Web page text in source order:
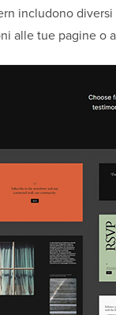
includono
alle tue pagine o